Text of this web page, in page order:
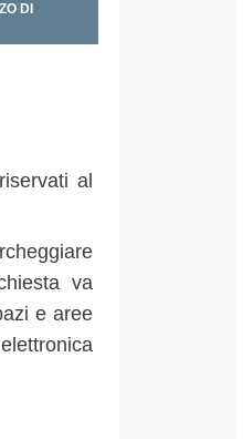
DI
al
va
e aree